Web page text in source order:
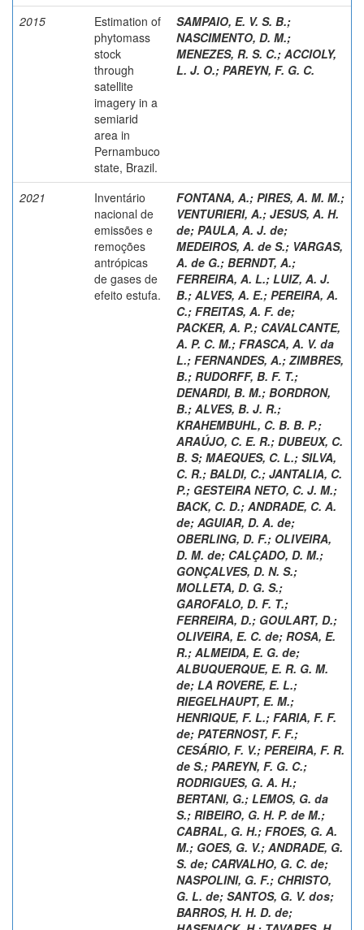
2015
Estimation of
phytomass
stock
through
satellite
imagery in a
semiarid
area in
Pernambuco
state, Brazil.
SAMPAIO, E. V. S. B.;
NASCIMENTO, D. M.;
MENEZES, R. S. C.; ACCIOLY,
L. J. O.; PAREYN, F. G. C.
2021
Inventário
nacional de
emissões e
remoções
antrópicas
de gases de
efeito estufa.
FONTANA, A.; PIRES, A. M. M.;
VENTURIERI, A.; JESUS, A. H.
de; PAULA, A. J. de;
MEDEIROS, A. de S.; VARGAS,
A. de G.; BERNDT, A.;
FERREIRA, A. L.; LUIZ, A. J.
B.; ALVES, A. E.; PEREIRA, A.
C.; FREITAS, A. F. de;
PACKER, A. P.; CAVALCANTE,
A. P. C. M.; FRASCA, A. V. da
L.; FERNANDES, A.; ZIMBRES,
B.; RUDORFF, B. F. T.;
DENARDI, B. M.; BORDRON,
B.; ALVES, B. J. R.;
KRAHEMBUHL, C. B. B. P.;
ARAÚJO, C. E. R.; DUBEUX, C.
B. S; MAEQUES, C. L.; SILVA,
C. R.; BALDI, C.; JANTALIA, C.
P.; GESTEIRA NETO, C. J. M.;
BACK, C. D.; ANDRADE, C. A.
de; AGUIAR, D. A. de;
OBERLING, D. F.; OLIVEIRA,
D. M. de; CALÇADO, D. M.;
GONÇALVES, D. N. S.;
MOLLETA, D. G. S.;
GAROFALO, D. F. T.;
FERREIRA, D.; GOULART, D.;
OLIVEIRA, E. C. de; ROSA, E.
R.; ALMEIDA, E. G. de;
ALBUQUERQUE, E. R. G. M.
de; LA ROVERE, E. L.;
RIEGELHAUPT, E. M.;
HENRIQUE, F. L.; FARIA, F. F.
de; PATERNOST, F. F.;
CESÁRIO, F. V.; PEREIRA, F. R.
de S.; PAREYN, F. G. C.;
RODRIGUES, G. A. H.;
BERTANI, G.; LEMOS, G. da
S.; RIBEIRO, G. H. P. de M.;
CABRAL, G. H.; FROES, G. A.
M.; GOES, G. V.; ANDRADE, G.
S. de; CARVALHO, G. C. de;
NASPOLINI, G. F.; CHRISTO,
G. L. de; SANTOS, G. V. dos;
BARROS, H. H. D. de;